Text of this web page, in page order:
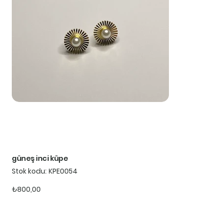
güneş inci küpe
Stok kodu: Stok
kodu:
KPE0054
Fiyat
₺800,00